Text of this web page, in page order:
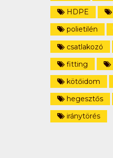
HDPE
polietilén
csatlakozó
fitting
kötőidom
hegesztős
iránytörés